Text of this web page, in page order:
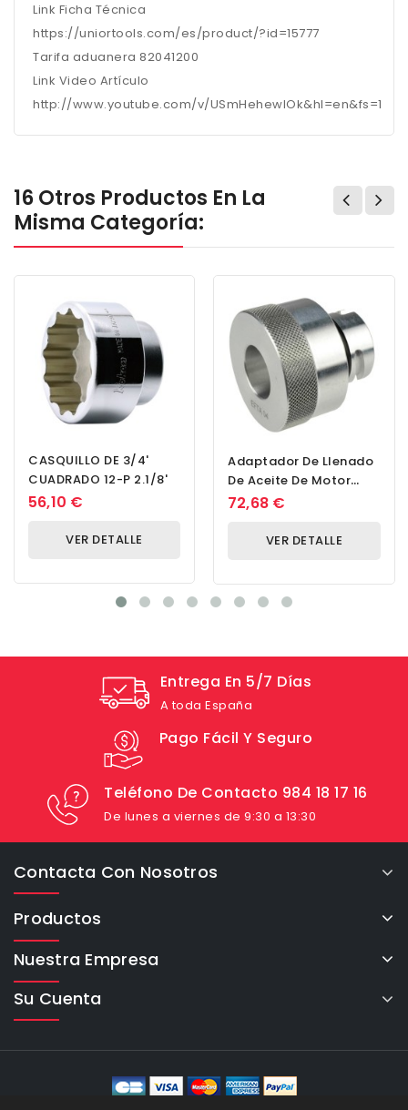
Link Ficha Técnica
https://uniortools.com/es/product/?id=15777
Tarifa aduanera 82041200
Link Video Artículo
http://www.youtube.com/v/USmHehewlOk&hl=en&fs=1
16 Otros Productos En La
Misma Categoría:
CASQUILLO DE 3/4'
CUADRADO 12-P 2.1/8'
56,10 €
VER DETALLE
Adaptador De Llenado
De Aceite De Motor
EFTA 04 Ford (TI
72,68 €
VER DETALLE
Entrega En 5/7 Días
A toda España
Pago Fácil Y Seguro
Teléfono De Contacto 984 18 17 16
De lunes a viernes de 9:30 a 13:30
Contacta Con Nosotros
Productos
Nuestra Empresa
Su Cuenta